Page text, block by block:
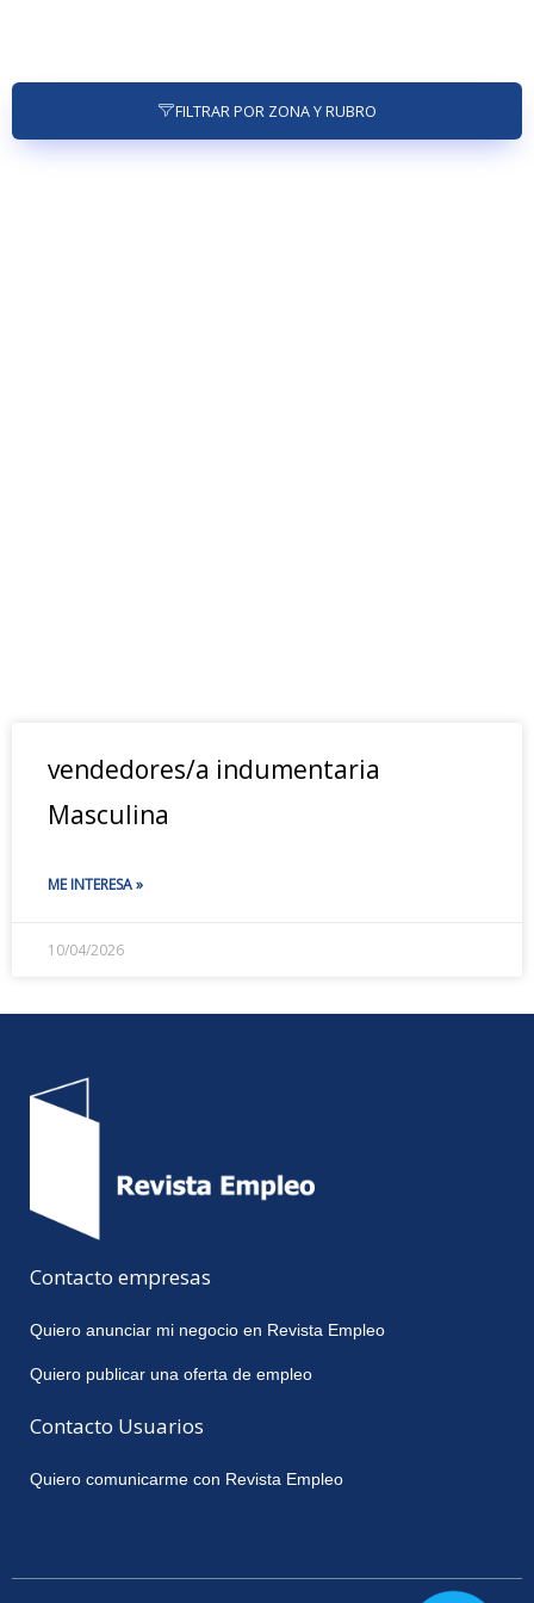
FILTRAR POR ZONA Y RUBRO
vendedores/a indumentaria
Masculina
ME INTERESA »
10/04/2026
Contacto empresas
Quiero anunciar mi negocio en Revista Empleo
Quiero publicar una oferta de empleo
Contacto Usuarios
Quiero comunicarme con Revista Empleo